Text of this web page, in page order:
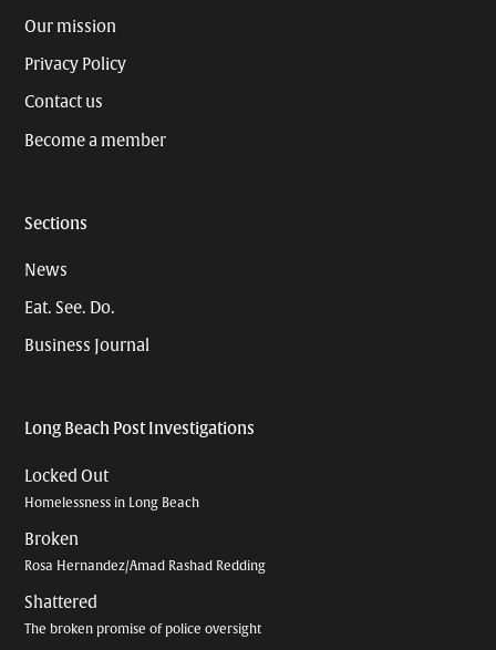
Our mission
Privacy Policy
Contact us
Become a member
Sections
News
Eat. See. Do.
Business Journal
Long Beach Post Investigations
Locked Out
Homelessness in Long Beach
Broken
Rosa Hernandez/Amad Rashad Redding
Shattered
The broken promise of police oversight